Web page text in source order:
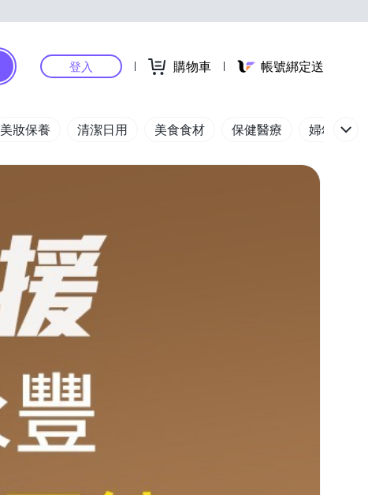
登入 購物車 帳號綁定送
美妝保養 清潔日用 美食食材 保健醫療 婦幼玩具